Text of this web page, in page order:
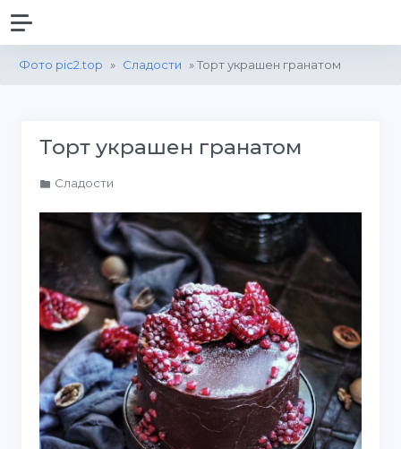
Фото pic2.top » Сладости » Торт украшен гранатом
Торт украшен гранатом
Сладости